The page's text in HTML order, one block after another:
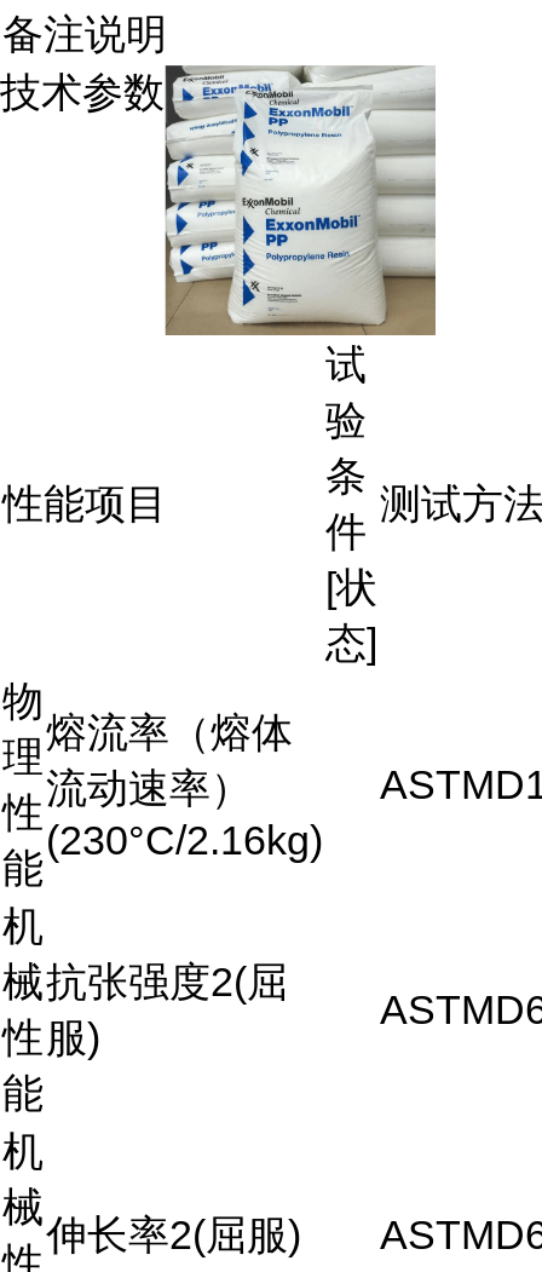
备注说明
技术参数
性能项目
试
验
条
件
[状
态]
测试方
物
理
性
能
熔流率（熔体
流动速率）
(230°C/2.16kg)
机
械
性
能
抗张强度2(屈
服)
机
械
性
伸长率2(屈服)